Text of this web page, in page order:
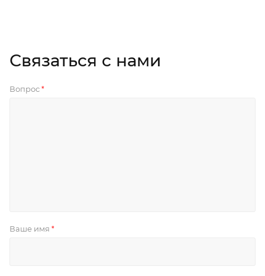
Связаться с нами
Вопрос *
Ваше имя *